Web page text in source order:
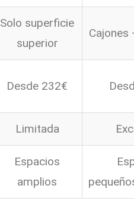
Solo superficie
superior
Cajones
Desde 232€
Limitada
Espacios
amplios